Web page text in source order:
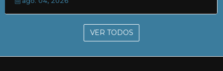
VER TODOS